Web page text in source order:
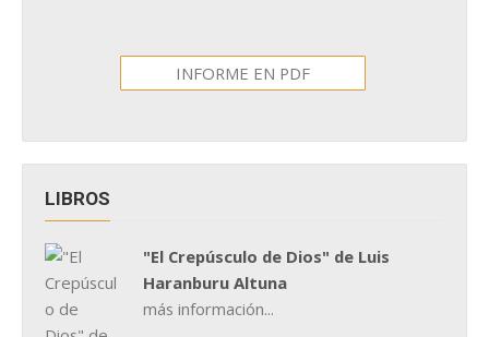
INFORME EN PDF
LIBROS
"El Crepúsculo de Dios" de Luis
Haranburu Altuna
más información...